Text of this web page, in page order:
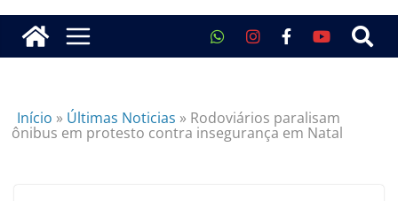
Início » Últimas Noticias » Rodoviários paralisam
ônibus em protesto contra insegurança em Natal